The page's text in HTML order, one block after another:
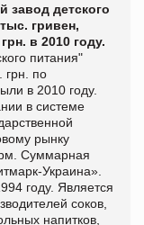
завод детского
гривен,
в 2010 году.
питания"
грн. по
в 2010 году.
в системе
рынку
Суммарная
Украина».
году. Является
соков,
напитков,